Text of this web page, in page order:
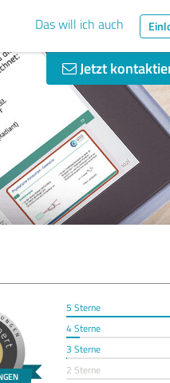
Das will ich auch
Jetzt
5 Sterne
4 Sterne
3 Sterne
2 Sterne